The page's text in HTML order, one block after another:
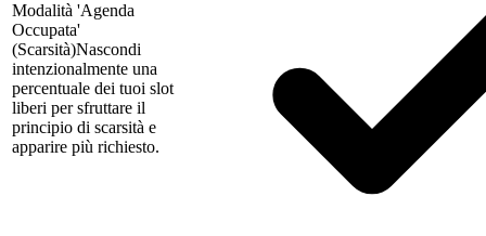
Modalità 'Agenda
Occupata'
(Scarsità)Nascondi
intenzionalmente una
percentuale dei tuoi slot
liberi per sfruttare il
principio di scarsità e
apparire più richiesto.